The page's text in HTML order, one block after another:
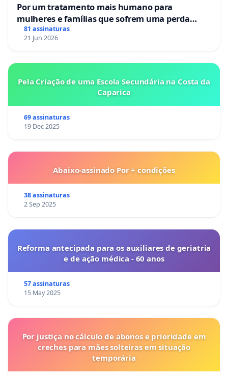
Por um tratamento mais humano para
mulheres e famílias que sofrem uma perda
gestacional nos hospitais portugueses
81 assinaturas
21 Jun 2026
Pela Criação de uma Escola Secundária na Costa da
Caparica
69 assinaturas
19 Dec 2025
Abaixo-assinado Por + condições
38 assinaturas
2 Sep 2025
Reforma antecipada para os auxiliares de geriatria
e de ação médica - 60 anos
57 assinaturas
15 May 2025
Por justiça no cálculo de abonos e prioridade em
creches para mães solteiras em situação
temporária